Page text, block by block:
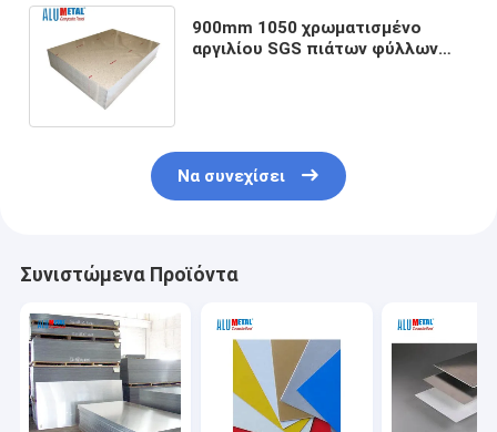
900mm 1050 χρωματισμένο
αργιλίου SGS πιάτων φύλλων
Να συνεχίσει
Συνιστώμενα Προϊόντα